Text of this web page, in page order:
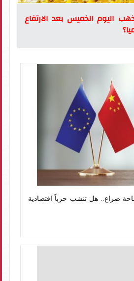
اليوم الخميس بعد الارتفاع
صراع.. هل تنشب حرباً اقتصادية